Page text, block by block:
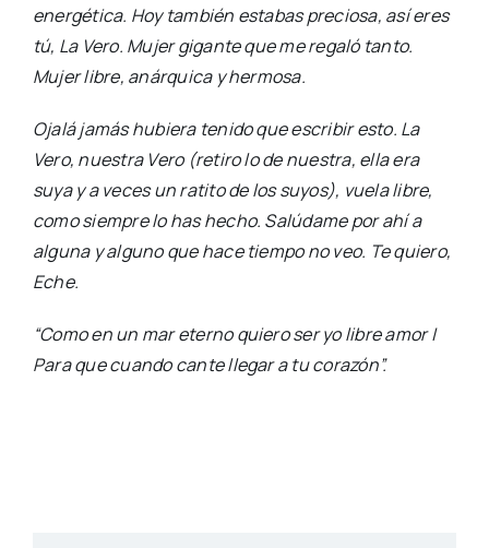
energética. Hoy también estabas preciosa, así eres
tú, La Vero. Mujer gigante que me regaló tanto.
Mujer libre, anárquica y hermosa.
Ojalá jamás hubiera tenido que escribir esto. La
Vero, nuestra Vero (retiro lo de nuestra, ella era
suya y a veces un ratito de los suyos), vuela libre,
como siempre lo has hecho. Salúdame por ahí a
alguna y alguno que hace tiempo no veo. Te quiero,
Eche.
“Como en un mar eterno quiero ser yo libre amor |
Para que cuando cante llegar a tu corazón”.